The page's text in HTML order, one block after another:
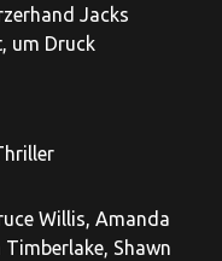
Jacks
um Druck
Willis, Amanda
Shawn